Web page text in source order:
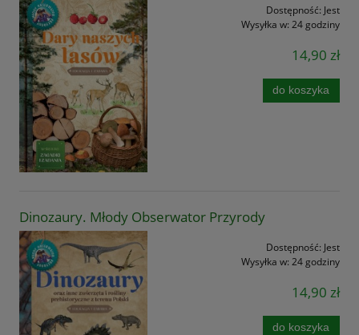
Dostępność: Jest
Wysyłka w: 24 godziny
14,90 zł
do koszyka
Dinozaury. Młody Obserwator Przyrody
Dostępność: Jest
Wysyłka w: 24 godziny
14,90 zł
do koszyka